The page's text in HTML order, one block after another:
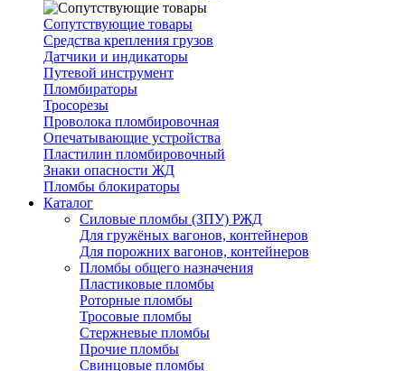
Сопутствующие товары
Средства крепления грузов
Датчики и индикаторы
Путевой инструмент
Пломбираторы
Тросорезы
Проволока пломбировочная
Опечатывающие устройства
Пластилин пломбировочный
Знаки опасности ЖД
Пломбы блокираторы
Каталог
Силовые пломбы (ЗПУ) РЖД
Для гружёных вагонов, контейнеров
Для порожних вагонов, контейнеров
Пломбы общего назначения
Пластиковые пломбы
Роторные пломбы
Тросовые пломбы
Стержневые пломбы
Прочие пломбы
Свинцовые пломбы